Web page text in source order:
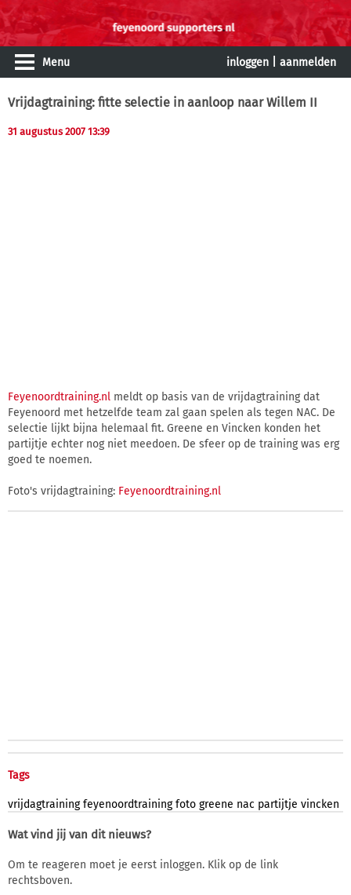
Menu inloggen aanmelden
Vrijdagtraining: fitte selectie in aanloop naar Willem II
31 augustus 2007 13:39
Feyenoordtraining.nl meldt op basis van de vrijdagtraining dat
Feyenoord met hetzelfde team zal gaan spelen als tegen NAC. De
selectie lijkt bijna helemaal fit. Greene en Vincken konden het
partijtje echter nog niet meedoen. De sfeer op de training was erg
goed te noemen.
Foto's vrijdagtraining: Feyenoordtraining.nl
Tags
vrijdagtraining feyenoordtraining foto greene nac partijtje vincken
Wat vind jij van dit nieuws?
Om te reageren moet je eerst inloggen. Klik op de link
rechtsboven.